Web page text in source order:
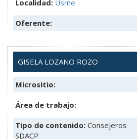
Localidad: Usme
Oferente:
GISELA LOZANO ROZO
Micrositio:
Área de trabajo:
Tipo de contenido: Consejeros
SDACP